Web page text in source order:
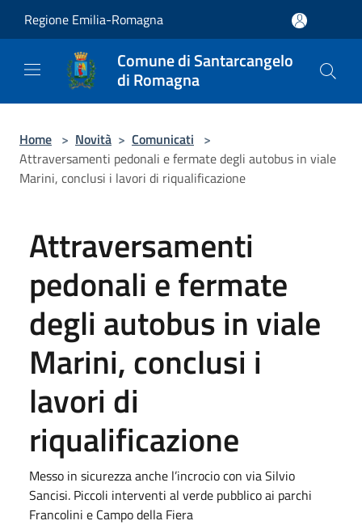
Regione Emilia-Romagna
Comune di Santarcangelo
di Romagna
Home > Novità > Comunicati >
Attraversamenti pedonali e fermate degli autobus in viale
Marini, conclusi i lavori di riqualificazione
Attraversamenti
pedonali e fermate
degli autobus in viale
Marini, conclusi i
lavori di
riqualificazione
Messo in sicurezza anche l’incrocio con via Silvio
Sancisi. Piccoli interventi al verde pubblico ai parchi
Francolini e Campo della Fiera